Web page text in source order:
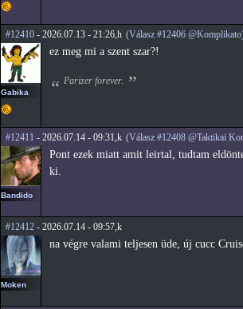
#12410 - 2026.07.13 - 21:26,h (Válasz #12406
Gabika
ez meg mi a szent szar?!
Parizer forever.
#12411 - 2026.07.14 - 09:31,k (Válasz #12408 @Taktikai
Bandido
Pont ezek miatt amit leirtal, tudtam
ki.
#12412 - 2026.07.14 - 09:57,k
Moken
na végre valami teljesen üde, új cucc